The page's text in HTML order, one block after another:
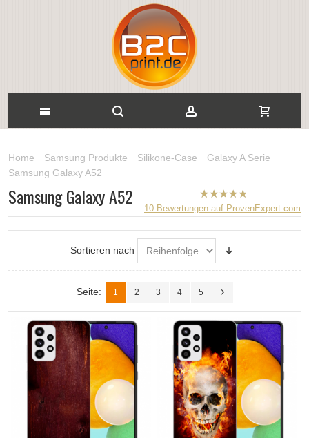
Home Samsung Produkte Silikone-Case
Galaxy A Serie
Samsung Galaxy A52
B2CPrint
hat5von
5
Sternen |
10 Bewertungen auf ProvenExpert.com
Samsung Galaxy A52
Sortieren nach
Seite: 1 2 3 4 5